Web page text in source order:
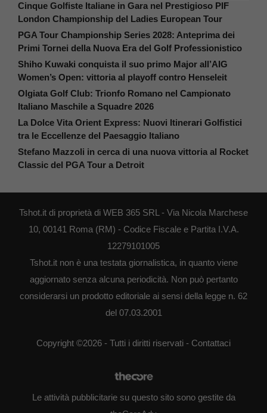
Cinque Golfiste Italiane in Gara nel Prestigioso PIF
London Championship del Ladies European Tour
PGA Tour Championship Series 2028: Anteprima dei
Primi Tornei della Nuova Era del Golf Professionistico
Shiho Kuwaki conquista il suo primo Major all’AIG
Women’s Open: vittoria al playoff contro Henseleit
Olgiata Golf Club: Trionfo Romano nel Campionato
Italiano Maschile a Squadre 2026
La Dolce Vita Orient Express: Nuovi Itinerari Golfistici
tra le Eccellenze del Paesaggio Italiano
Stefano Mazzoli in cerca di una nuova vittoria al Rocket
Classic del PGA Tour a Detroit
Tshot.it di proprietà di WEB 365 SRL - Via Nicola Marchese
10, 00141 Roma (RM) - Codice Fiscale e Partita I.V.A.
12279101005
Tshot.it non è una testata giornalistica, in quanto viene
aggiornato senza alcuna periodicità. Non può pertanto
considerarsi un prodotto editoriale ai sensi della legge n. 62
del 07.03.2001
Copyright ©2026 - Tutti i diritti riservati - Contattaci
Le attività pubblicitarie su questo sito sono gestite da